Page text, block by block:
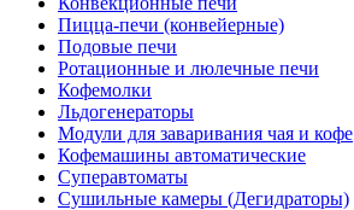
Пицца-печи (конвейерные)
Подовые печи
Ротационные и люлечные печи
Кофемолки
Льдогенераторы
Модули для заваривания чая и кофе
Кофемашины автоматические
Суперавтоматы
Сушильные камеры (Дегидраторы)